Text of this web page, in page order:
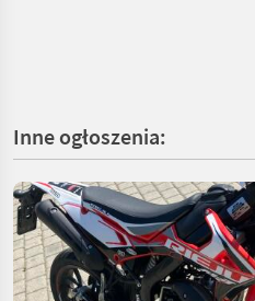
Inne ogłoszenia: